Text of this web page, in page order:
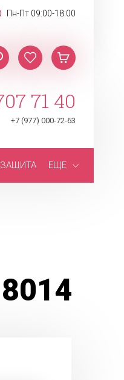
Пн-Пт 09:00-18:00
71 40
+7 (977) 000-72-63
ЕЩЕ